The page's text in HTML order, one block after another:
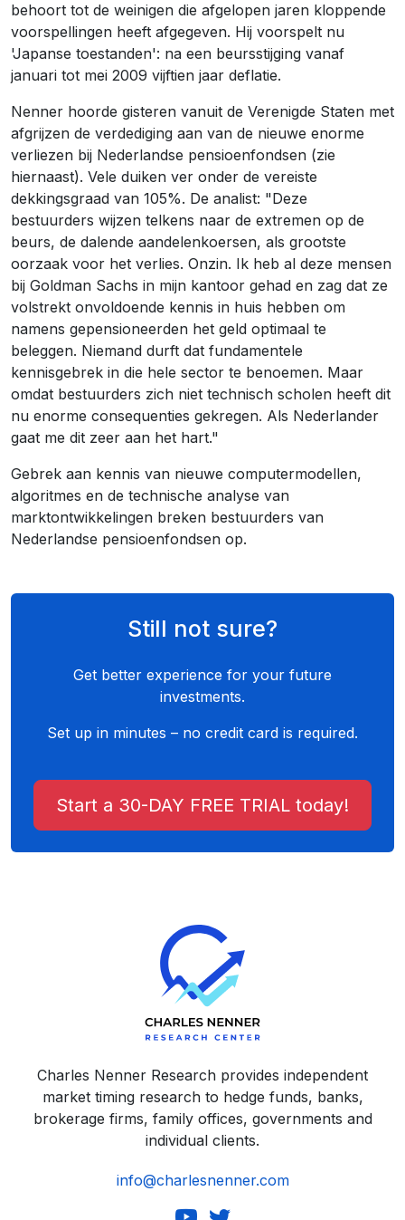
behoort tot de weinigen die afgelopen jaren kloppende
voorspellingen heeft afgegeven. Hij voorspelt nu
'Japanse toestanden': na een beursstijging vanaf
januari tot mei 2009 vijftien jaar deflatie.
Nenner hoorde gisteren vanuit de Verenigde Staten met
afgrijzen de verdediging aan van de nieuwe enorme
verliezen bij Nederlandse pensioenfondsen (zie
hiernaast). Vele duiken ver onder de vereiste
dekkingsgraad van 105%. De analist: "Deze
bestuurders wijzen telkens naar de extremen op de
beurs, de dalende aandelenkoersen, als grootste
oorzaak voor het verlies. Onzin. Ik heb al deze mensen
bij Goldman Sachs in mijn kantoor gehad en zag dat ze
volstrekt onvoldoende kennis in huis hebben om
namens gepensioneerden het geld optimaal te
beleggen. Niemand durft dat fundamentele
kennisgebrek in die hele sector te benoemen. Maar
omdat bestuurders zich niet technisch scholen heeft dit
nu enorme consequenties gekregen. Als Nederlander
gaat me dit zeer aan het hart."
Gebrek aan kennis van nieuwe computermodellen,
algoritmes en de technische analyse van
marktontwikkelingen breken bestuurders van
Nederlandse pensioenfondsen op.
Still not sure?
Get better experience for your future
investments.
Set up in minutes – no credit card is required.
Start a 30-DAY FREE TRIAL today!
Charles Nenner Research provides independent
market timing research to hedge funds, banks,
brokerage firms, family offices, governments and
individual clients.
info@charlesnenner.com